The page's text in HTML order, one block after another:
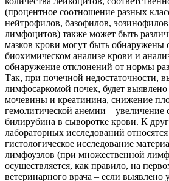
(процентное соотношение разных
нейтрофилов, базофилов,
лимфоцитов) также может быть
мазков крови могут быть обнаружены
биохимическом анализе крови и
обнаружение отклонений от нормы
Так, при почечной недостаточности,
лимфосаркомой почек, будет выявлено
мочевины и креатинина, снижение
гемолитической анемии – увеличение
билирубина в сыворотке крови. К
лабораторных исследований
гистологическое исследование
лимфоузлов (при множественной
осуществляется, как правило, на
ветеринарного врача – если выявлено